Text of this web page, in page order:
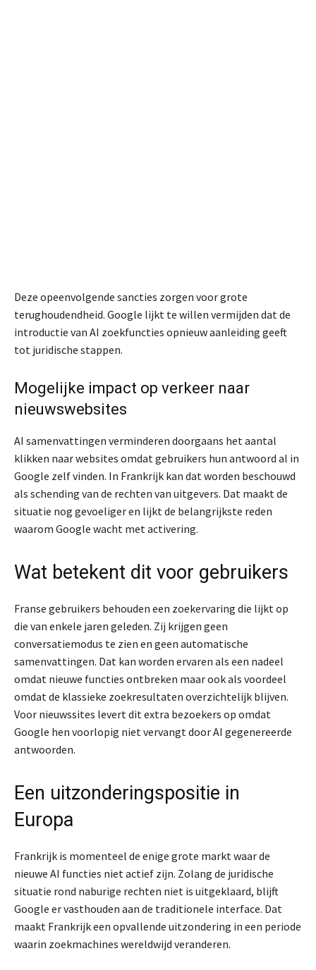
Deze opeenvolgende sancties zorgen voor grote
terughoudendheid. Google lijkt te willen vermijden dat de
introductie van AI zoekfuncties opnieuw aanleiding geeft
tot juridische stappen.
Mogelijke impact op verkeer naar
nieuwswebsites
AI samenvattingen verminderen doorgaans het aantal
klikken naar websites omdat gebruikers hun antwoord al in
Google zelf vinden. In Frankrijk kan dat worden beschouwd
als schending van de rechten van uitgevers. Dat maakt de
situatie nog gevoeliger en lijkt de belangrijkste reden
waarom Google wacht met activering.
Wat betekent dit voor gebruikers
Franse gebruikers behouden een zoekervaring die lijkt op
die van enkele jaren geleden. Zij krijgen geen
conversatiemodus te zien en geen automatische
samenvattingen. Dat kan worden ervaren als een nadeel
omdat nieuwe functies ontbreken maar ook als voordeel
omdat de klassieke zoekresultaten overzichtelijk blijven.
Voor nieuwssites levert dit extra bezoekers op omdat
Google hen voorlopig niet vervangt door AI gegenereerde
antwoorden.
Een uitzonderingspositie in
Europa
Frankrijk is momenteel de enige grote markt waar de
nieuwe AI functies niet actief zijn. Zolang de juridische
situatie rond naburige rechten niet is uitgeklaard, blijft
Google er vasthouden aan de traditionele interface. Dat
maakt Frankrijk een opvallende uitzondering in een periode
waarin zoekmachines wereldwijd veranderen.